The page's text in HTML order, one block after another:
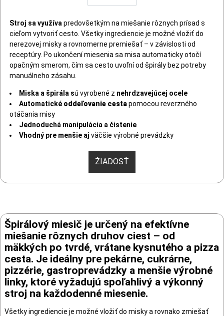
Stroj sa využíva predovšetkým na miešanie rôznych prísad s
cieľom vytvoriť cesto. Všetky ingrediencie je možné vložiť do
nerezovej misky a rovnomerne premiešať – v závislosti od
receptúry. Po ukončení miesenia sa misa automaticky otočí
opačným smerom, čím sa cesto uvoľní od špirály bez potreby
manuálneho zásahu.
Miska a špirála sú vyrobené z nehrdzavejúcej ocele
Automatické oddeľovanie cestapomocou reverzného
otáčania misy
Jednoduchá manipulácia a čistenie
Vhodný pre menšie aj väčšie výrobné prevádzky
ŽIADOSŤ
Špirálový miesič je určený na efektívne
miešanie rôznych druhov ciest – od
mäkkých po tvrdé, vrátane kysnutého a pizza
cesta. Je ideálny pre pekárne, cukrárne,
pizzérie, gastroprevádzky a menšie výrobné
linky, ktoré vyžadujú spoľahlivý a výkonný
stroj na každodenné miesenie.
Všetky ingrediencie je možné vložiť do misky a rovnako zmiešať